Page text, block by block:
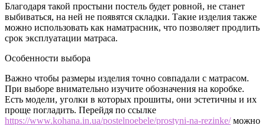
Благодаря такой простыни постель будет ровной, не станет
выбиваться, на ней не появятся складки. Такие изделия также
можно использовать как наматрасник, что позволяет продлить
срок эксплуатации матраса.
Особенности выбора
Важно чтобы размеры изделия точно совпадали с матрасом.
При выборе внимательно изучите обозначения на коробке.
Есть модели, уголки в которых прошиты, они эстетичны и их
проще погладить. Перейдя по ссылке
https://www.kohana.in.ua/postelnoebele/prostyni-na-rezinke/можно